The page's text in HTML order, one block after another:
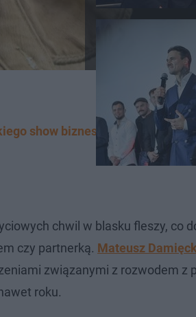
show biznesu
chwil w blasku fleszy, co
czy partnerką. Mateusz
związanymi z rozwodem z
roku.